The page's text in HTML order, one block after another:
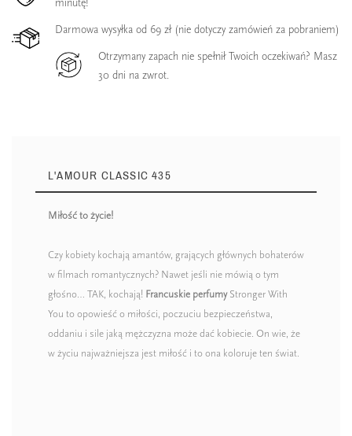
Darmowa wysyłka od 69 zł (nie dotyczy zamówień za pobraniem)
Otrzymany zapach nie spełnił Twoich oczekiwań? Masz
30 dni na zwrot.
L'AMOUR CLASSIC 435
Miłość to życie!
Czy kobiety kochają amantów, grających głównych bohaterów
w filmach romantycznych? Nawet jeśli nie mówią o tym
głośno… TAK, kochają! Francuskie perfumyStronger With
You to opowieść o miłości, poczuciu bezpieczeństwa,
oddaniu i sile jaką mężczyzna może dać kobiecie. On wie, że
w życiu najważniejsza jest miłość i to ona koloruje ten świat.